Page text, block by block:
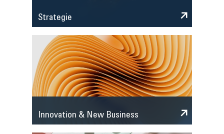
Strategie
Innovation & New Business